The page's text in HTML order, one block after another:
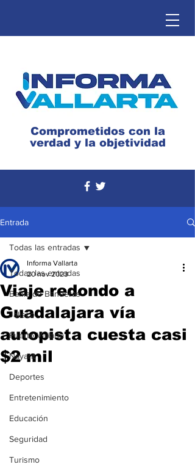
Comprometidos con la
verdad y la objetividad
Entrada
Todas las entradas
Bahía de Banderas
Jalisco
Puerto Vallarta
Nayarit
Deportes
Entretenimiento
Educación
Seguridad
Turismo
Todas las entradas
Viaje redondo a
Guadalajara vía
autopista cuesta casi
$2 mil
Informa Vallarta
20 nov 2023